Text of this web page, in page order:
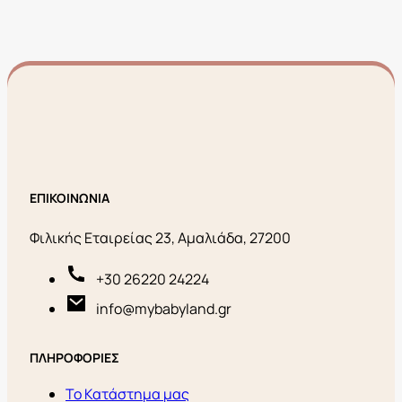
ΕΠΙΚΟΙΝΩΝΙΑ
Φιλικής Εταιρείας 23, Αμαλιάδα, 27200
+30 26220 24224
info@mybabyland.gr
ΠΛΗΡΟΦΟΡΙΕΣ
Το Κατάστημα μας